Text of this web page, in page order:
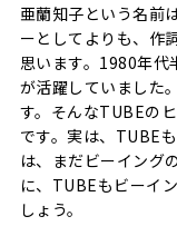
亜蘭知子という名前
ーとしてよりも、作
思います。1980年
が活躍していました
す。そんなTUBEの
です。実は、TUBE
は、まだビーイング
に、TUBEもビーイ
しょう。